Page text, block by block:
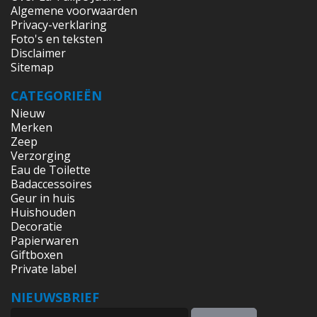
Algemene voorwaarden
Privacy-verklaring
Foto's en teksten
Disclaimer
Sitemap
CATEGORIEËN
Nieuw
Merken
Zeep
Verzorging
Eau de Toilette
Badaccessoires
Geur in huis
Huishouden
Decoratie
Papierwaren
Giftboxen
Private label
NIEUWSBRIEF